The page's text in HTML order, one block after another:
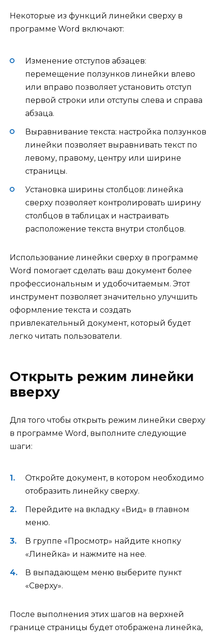
Некоторые из функций линейки сверху в
программе Word включают:
Изменение отступов абзацев:
перемещение ползунков линейки влево
или вправо позволяет установить отступ
первой строки или отступы слева и справа
абзаца.
Выравнивание текста: настройка ползунков
линейки позволяет выравнивать текст по
левому, правому, центру или ширине
страницы.
Установка ширины столбцов: линейка
сверху позволяет контролировать ширину
столбцов в таблицах и настраивать
расположение текста внутри столбцов.
Использование линейки сверху в программе
Word помогает сделать ваш документ более
профессиональным и удобочитаемым. Этот
инструмент позволяет значительно улучшить
оформление текста и создать
привлекательный документ, который будет
легко читать пользователи.
Открыть режим линейки
вверху
Для того чтобы открыть режим линейки сверху
в программе Word, выполните следующие
шаги:
Откройте документ, в котором необходимо
отобразить линейку сверху.
Перейдите на вкладку «Вид» в главном
меню.
В группе «Просмотр» найдите кнопку
«Линейка» и нажмите на нее.
В выпадающем меню выберите пункт
«Сверху».
После выполнения этих шагов на верхней
границе страницы будет отображена линейка,